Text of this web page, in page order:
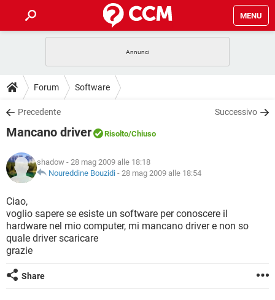
MENU
INTRATTENIMENTO
iOS
INSTAGRAM WHATSAPP
TIKTOK
HARDWARE
GUIDE
COVID-19
INSTAGRAM WHATSAPP
TIKTOK
HARDWARE
DOWNLOAD
COVID-19 GAMING
INTRATTENIMENTO
iOS WINDOWS 10
INSTAGRAM
TIKTOK FACEBOOK
HARDWARE
COVID-19 GAMING
INTRATTENIMENTO
iOS
INSTAGRAM WHATSAPP
TIKTOK
HARDWARE
GLOSSARIO
COVID-19
INTRATTENIMENTO ANDROID
iOS
TIKTOK
Forum Software
Precedente Successivo
Mancano driver Risolto/Chiuso
shadow - 28 mag 2009 alle 18:18
Noureddine Bouzidi - 28 mag 2009 alle 18:54
Ciao,
voglio sapere se esiste un software per conoscere il
hardware nel mio computer, mi mancano driver e non so
quale driver scaricare
grazie
Share